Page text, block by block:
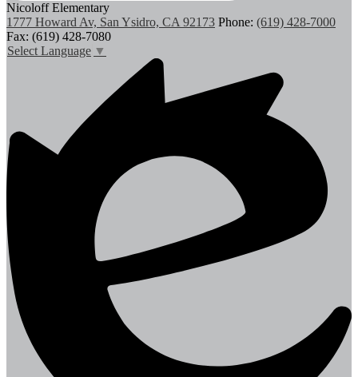
Nicoloff Elementary
1777 Howard Av, San Ysidro, CA 92173 Phone: (619) 428-7000
Fax: (619) 428-7080
Select Language ▼